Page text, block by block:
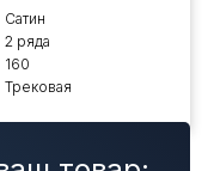
Сатин
2 ряда
160
Трековая